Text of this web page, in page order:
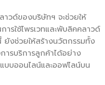
าวด์ของบริษัทฯ จะช่วยให้
รใช้ไพรเวทและพับลิคคลาวด์
งช่วยให้สร้างนวัตกรรมทั้ง
รบริการลูกค้าได้อย่าง
บบออนไลน์และออฟไลน์บน